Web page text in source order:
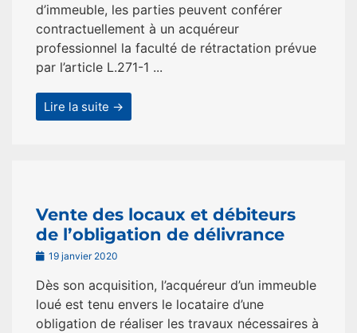
d’immeuble, les parties peuvent conférer
contractuellement à un acquéreur
professionnel la faculté de rétractation prévue
par l’article L.271-1 ...
Lire la suite →
Vente des locaux et débiteurs
de l’obligation de délivrance
19 janvier 2020
Dès son acquisition, l’acquéreur d’un immeuble
loué est tenu envers le locataire d’une
obligation de réaliser les travaux nécessaires à